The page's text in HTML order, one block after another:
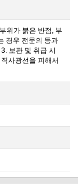
위가 붉은 반점, 부
경우 전문의 등과
보관 및 취급 시
사광선을 피해서